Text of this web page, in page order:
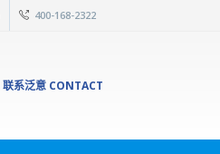
400-168-2322
联系泛意 CONTACT